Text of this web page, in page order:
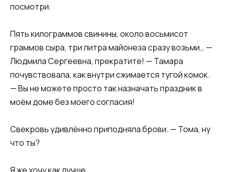
посмотри.
Пять килограммов свинины, около восьмисот
граммов сыра, три литра майонеза сразу возьми… —
Людмила Сергеевна, прекратите! — Тамара
почувствовала, как внутри сжимается тугой комок.
— Вы не можете просто так назначать праздник в
моём доме без моего согласия!
Свекровь удивлённо приподняла брови. — Тома, ну
что ты?